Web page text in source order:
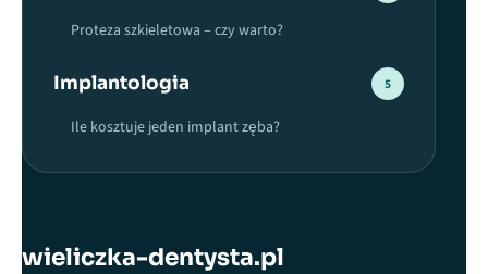
Proteza szkieletowa – czy warto?
Implantologia 5
Ile kosztuje jeden implant zęba?
wieliczka-dentysta.pl